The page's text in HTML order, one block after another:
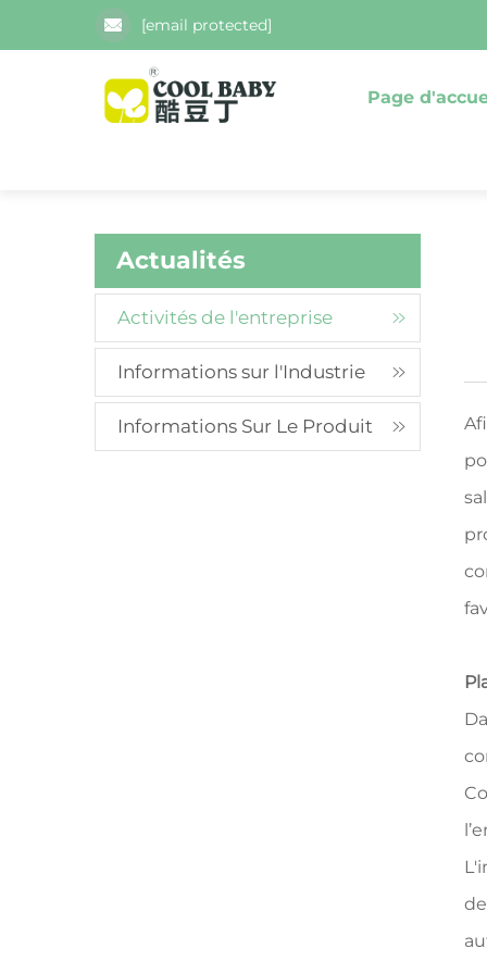
[email protected]
Page
Actualités
Activités de l'entreprise
Informations sur l'Industrie
Informations Sur Le Produit